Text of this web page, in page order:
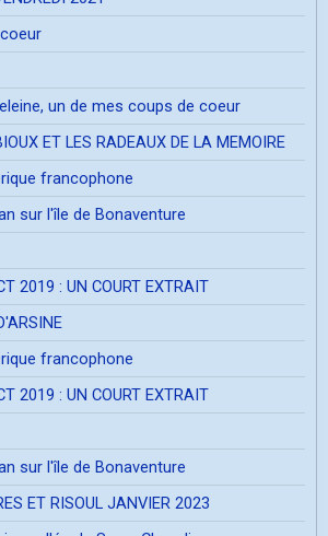
un de mes coups de coeur
ET LES RADEAUX DE LA MEMOIRE
francophone
sur l'île de Bonaventure
2019 : UN COURT EXTRAIT
francophone
2019 : UN COURT EXTRAIT
sur l'île de Bonaventure
ET RISOUL JANVIER 2023